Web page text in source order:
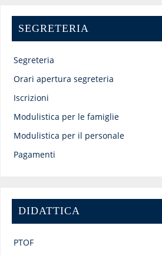
SEGRETERIA
Segreteria
Orari apertura segreteria
Iscrizioni
Modulistica per le famiglie
Modulistica per il personale
Pagamenti
DIDATTICA
PTOF